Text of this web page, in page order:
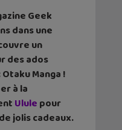
Geek
dans une
un
des ados
Manga !
à la
Ulule pour
jolis cadeaux.